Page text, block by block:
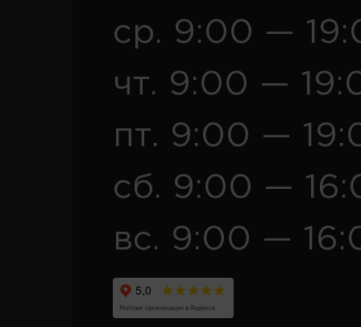
ср. 9:00 —
чт. 9:00 —
пт. 9:00 —
сб. 9:00 —
вс. 9:00 —